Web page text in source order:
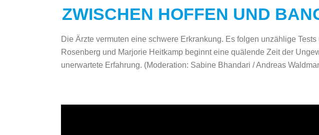
ZWISCHEN HOFFEN UND
Die Ärzte vermuten eine schwere Erkrankung. Es folgen unzählige
Rosenberg und Marjorie Heitkamp beginnt eine quälende Zeit der
unerwartete Erfahrung. (Moderation: Sabine Bhandari / Andreas